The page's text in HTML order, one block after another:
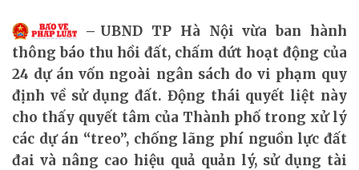
UBND TP Hà Nội vừa ban hành
thông báo thu hồi đất, chấm dứt hoạt động của
24 dự án vốn ngoài ngân sách do vi phạm quy
định về sử dụng đất. Động thái quyết liệt này
cho thấy quyết tâm của Thành phố trong xử lý
các dự án “treo”, chống lãng phí nguồn lực đất
đai và nâng cao hiệu quả quản lý, sử dụng tài